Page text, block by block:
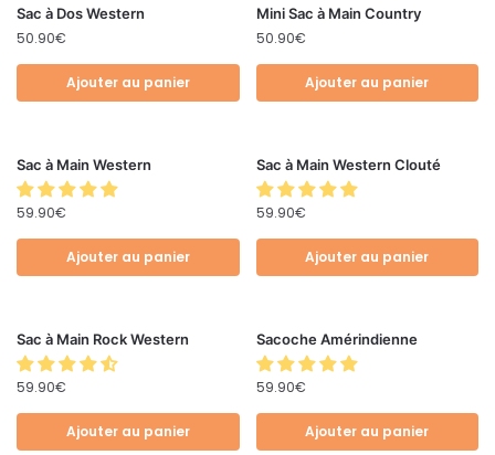
Sac à Dos Western
50.90€
Ajouter au panier
Mini Sac à Main Country
50.90€
Ajouter au panier
Sac à Main Western
59.90€
Ajouter au panier
Sac à Main Western Clouté
59.90€
Ajouter au panier
Sac à Main Rock Western
59.90€
Ajouter au panier
Sacoche Amérindienne
59.90€
Ajouter au panier